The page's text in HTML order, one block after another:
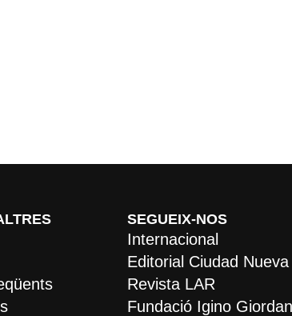
SEGUEIX-NOS
Internacional
Editorial Ciudad Nueva
Revista LAR
Fundació Igino